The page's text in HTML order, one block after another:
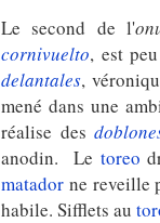
Le second de l'
cornivuelto, est
delantales,
mené dans une
réalise des
anodin. Le toreo
matador ne reveille
habile. Sifflets au